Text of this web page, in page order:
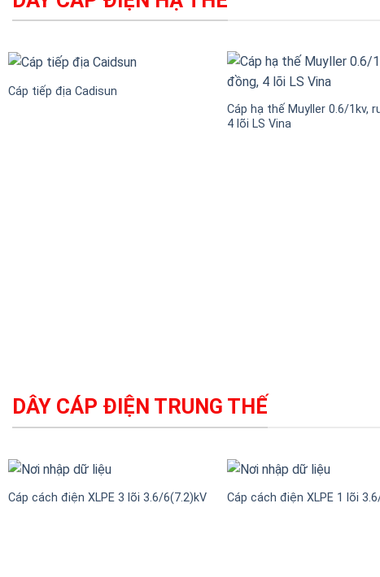
Cáp tiếp địa Cadisun
Cáp hạ thế Muyller 0.6/1kv,
4 lõi LS Vina
DÂY CÁP ĐIỆN TRUNG THẾ
Cáp cách điện XLPE 3 lõi 3.6/6(7.2)kV
Cáp cách điện XLPE 1 lõi